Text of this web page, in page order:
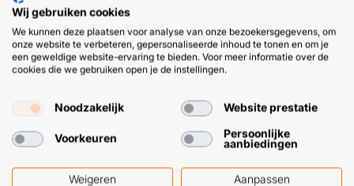
lijmen, is de kans groot dat de lijm voldoende hecht. Totdat
de prinsessenkoets onverhoopt een botsing krijgt,
natuurlijk.
Ook hier geldt: zorg ervoor dat ’t onderdeelniet
is. Ontvet het onderdeel zoveel mogelijk
met onzeMulti Cleaner
(ontvetter). Vervolgens kun je de
Wij gebruiken cookies
We kunnen deze plaatsen voor analyse van onze bezoekersgegevens, om
onze website te verbeteren, gepersonaliseerde inhoud te tonen en om je
een geweldige website-ervaring te bieden. Voor meer informatie over de
cookies die we gebruiken open je de instellingen.
Noodzakelijk Website prestatie
Voorkeuren
Persoonlijke
aanbiedingen
Weigeren Aanpassen